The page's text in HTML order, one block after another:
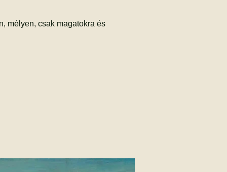
mélyen, csak magatokra és